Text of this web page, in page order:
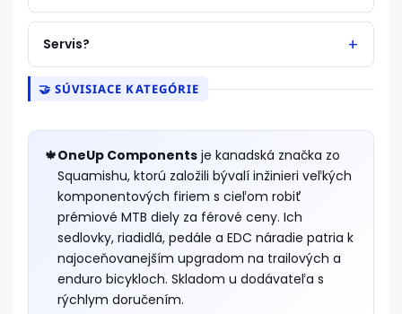
Servis?
🤝 SÚVISIACE KATEGÓRIE
🍁OneUp Components je kanadská značka zo
Squamishu, ktorú založili bývalí inžinieri veľkých
komponentových firiem s cieľom robiť
prémiové MTB diely za férové ceny. Ich
sedlovky, riadidlá, pedále a EDC náradie patria k
najoceňovanejším upgradom na trailových a
enduro bicykloch. Skladom u dodávateľa s
rýchlym doručením.